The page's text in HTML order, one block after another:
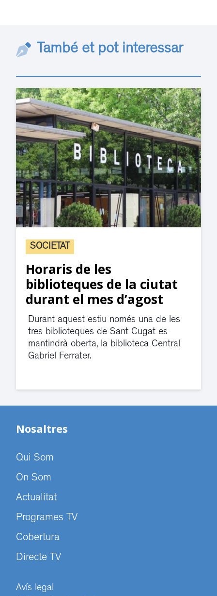
També et pot interessar
SOCIETAT
Horaris de les
biblioteques de la ciutat
durant el mes d’agost
Durant aquest estiu només una de les
tres biblioteques de Sant Cugat es
mantindrà oberta, la biblioteca Central
Gabriel Ferrater.
Nosaltres
Qui Som
On Som
Actualitat
Programes TV
Cobertura
Directe TV
Avís legal